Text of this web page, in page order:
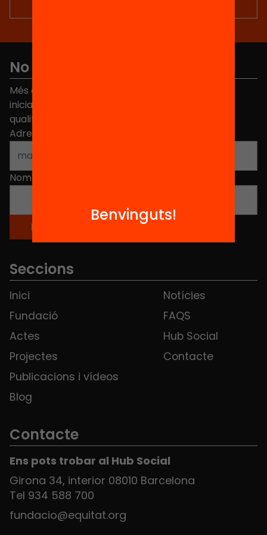
No et perdis res
Més de 40.000 persones ja han triat Equitat. Rep
iniciatives, propostes i projectes per millorar la
qualitat de l'educació a Catalunya.
Adreça electrònica
Nom
Seccions
Inici
Fundació
Actes
Projectes
Publicacions i vídeos
Blog
Notícies
FAQS
Hub Social
Contacte
Contacte
Ens pots trobar al Hub Social
Girona 34, interior 08010 Barcelona
Tel 934 588 700
fundacio@equitat.org
Benvinguts!